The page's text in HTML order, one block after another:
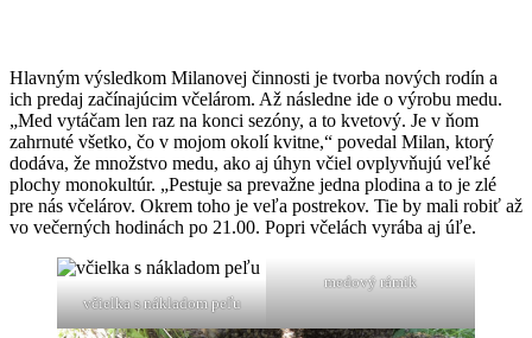
Hlavným výsledkom Milanovej činnosti je tvorba nových rodín a
ich predaj začínajúcim včelárom. Až následne ide o výrobu medu.
„Med vytáčam len raz na konci sezóny, a to kvetový. Je v ňom
zahrnuté všetko, čo v mojom okolí kvitne,“ povedal Milan, ktorý
dodáva, že množstvo medu, ako aj úhyn včiel ovplyvňujú veľké
plochy monokultúr. „Pestuje sa prevažne jedna plodina a to je zlé
pre nás včelárov. Okrem toho je veľa postrekov. Tie by mali robiť až
vo večerných hodinách po 21.00. Popri včelách vyrába aj úľe.
včielka s nákladom peľu
medový rámik